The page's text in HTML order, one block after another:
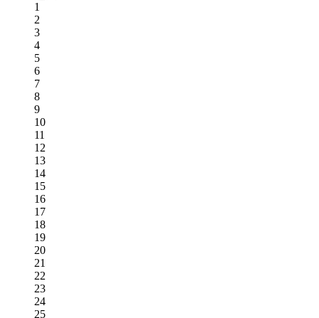
1
2
3
4
5
6
7
8
9
10
11
12
13
14
15
16
17
18
19
20
21
22
23
24
25